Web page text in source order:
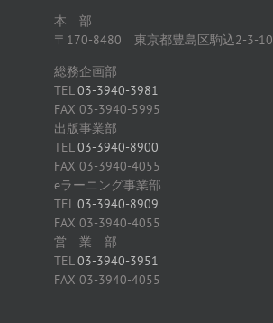
本 部
〒170-8480 東京都豊島区駒込2-3-10
総務企画部
TEL03-3940-3981
FAX 03-3940-5995
出版事業部
TEL03-3940-8900
FAX 03-3940-4055
eラーニング事業部
TEL03-3940-8909
FAX 03-3940-4055
営 業 部
TEL03-3940-3951
FAX 03-3940-4055